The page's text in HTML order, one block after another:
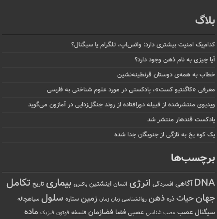
بلاگ
کدام‌یک امنیت بیشتری دارد: واتس‌اپ، تلگرام یا سیگنال؟
آیا چیزی به نام ذهن وجود دارد؟
خطاب به همه‌ی دوستان قرنطینه‌نشین
معرفی «کاگنتیو کست»، پادکستی در مورد علوم شناختی به فارسی
ویدیوی منتشرشده از قبیله دورافتاده‌ از روند جنگل‌زدایی در آمازون می‌گوید
پادکست قندهار منتشر شد
یک کوه یخ به تازگی از جنوبگان جدا شده
برچسب‌ها
DNA آگاهی افسردگی انرژی انسان اینشتین باکتری بیماری تاریخ تکامل
جهانحیات ذره ذهن روانشناسی زبان زمان زمین ستاره سلول سیاهچاله
سیگنال عصب عصب شناسی عصبی فضا فضازمان فلسفه فوتون فیزیک ماده